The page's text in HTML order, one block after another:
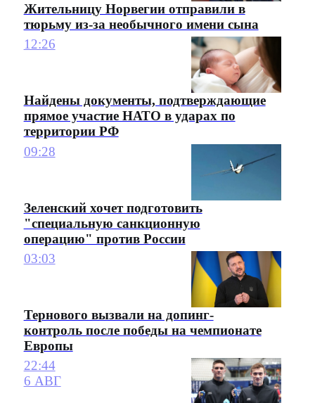
Жительницу Норвегии отправили в
тюрьму из-за необычного имени сына
12:26
Найдены документы, подтверждающие
прямое участие НАТО в ударах по
территории РФ
09:28
Зеленский хочет подготовить
"специальную санкционную
операцию" против России
03:03
Тернового вызвали на допинг-
контроль после победы на чемпионате
Европы
22:44
6 АВГ